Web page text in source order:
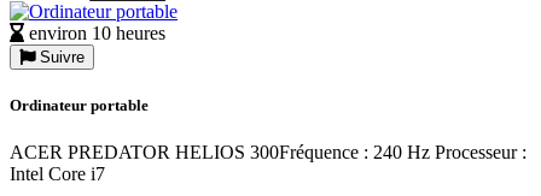
environ 10 heures
Suivre
Ordinateur portable
ACER PREDATOR HELIOS 300Fréquence : 240 Hz Processeur :
Intel Core i7